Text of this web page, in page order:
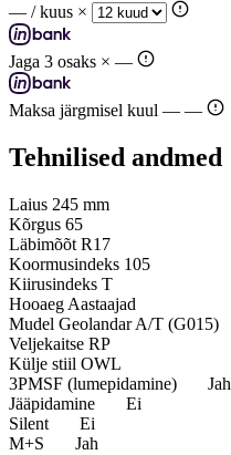
— / kuus ×
Jaga 3 osaks × —
Maksa järgmisel kuul — —
Tehnilised andmed
Laius 245 mm
Kõrgus 65
Läbimõõt R17
Koormusindeks 105
Kiirusindeks T
Hooaeg Aastaajad
Mudel Geolandar A/T (G015)
Veljekaitse RP
Külje stiil OWL
3PMSF (lumepidamine)
Jah
Jääpidamine
Ei
Silent
Ei
M+S
Jah